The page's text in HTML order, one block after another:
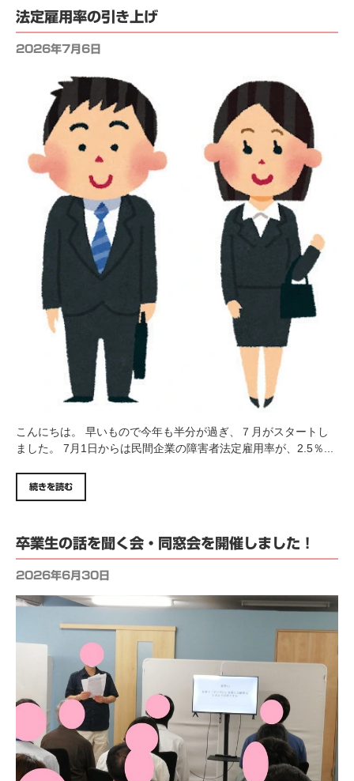
法定雇用率の引き上げ
2026年7月6日
こんにちは。 早いもので今年も半分が過ぎ、７月がスタートし
ました。 7月1日からは民間企業の障害者法定雇用率が、2.5％...
続きを読む
卒業生の話を聞く会・同窓会を開催しました！
2026年6月30日